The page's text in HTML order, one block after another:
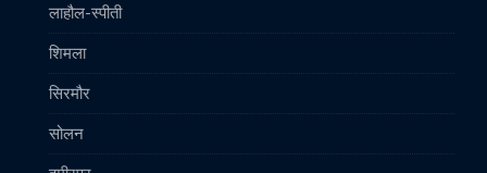
लाहौल-स्पीती
शिमला
सिरमौर
सोलन